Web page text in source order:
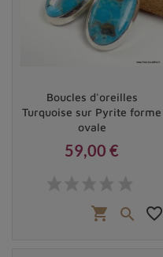
Boucles d'oreilles
Turquoise sur Pyrite forme
ovale
59,00 €
shopping_cart  favorite_border